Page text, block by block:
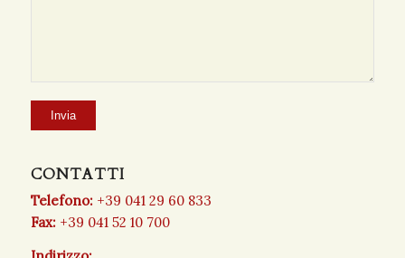
CONTATTI
Telefono: +39 041 29 60 833
Fax: +39 041 52 10 700